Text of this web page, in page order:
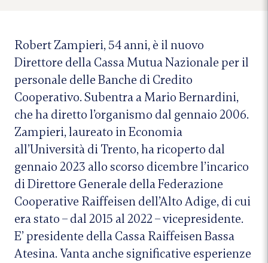
Robert Zampieri, 54 anni, è il nuovo
Direttore della Cassa Mutua Nazionale per il
personale delle Banche di Credito
Cooperativo. Subentra a Mario Bernardini,
che ha diretto l’organismo dal gennaio 2006.
Zampieri, laureato in Economia
all’Università di Trento, ha ricoperto dal
gennaio 2023 allo scorso dicembre l’incarico
di Direttore Generale della Federazione
Cooperative Raiffeisen dell’Alto Adige, di cui
era stato – dal 2015 al 2022 – vicepresidente.
E’ presidente della Cassa Raiffeisen Bassa
Atesina. Vanta anche significative esperienze